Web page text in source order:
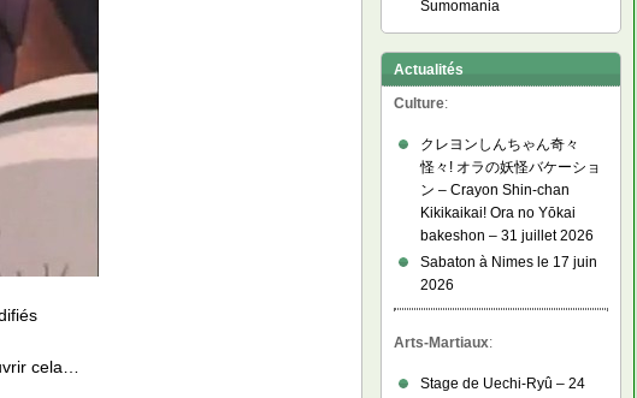
cela…
Sumomania
Actualités
Culture:
クレヨンしんちゃん奇々
怪々! オラの妖怪バケーショ
ン – Crayon Shin-chan
Kikikaikai! Ora no Yōkai
bakeshon – 31 juillet 2026
Sabaton à Nimes le 17 juin
2026
Arts-Martiaux:
Stage de Uechi-Ryû – 24